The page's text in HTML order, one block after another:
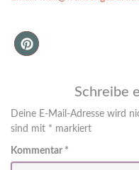
Schreibe
Deine E-Mail-Adresse wird
sind mit * markiert
Kommentar *